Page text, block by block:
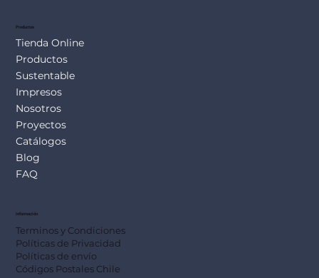
Productos
Tienda Online
Productos
Sustentable
Impresos
Nosotros
Proyectos
Catálogos
Blog
FAQ
Información
Terminos y Condiciones
Políticas de Privacidad
Políticas de envío
Códigos Postales Chile